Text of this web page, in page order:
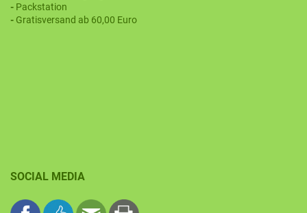
- Packstation
- Gratisversand ab 60,00 Euro
SOCIAL MEDIA